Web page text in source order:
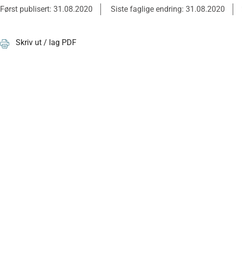
Først publisert: 31.08.2020 Siste faglige endring: 31.08.2020
Skriv ut / lag PDF